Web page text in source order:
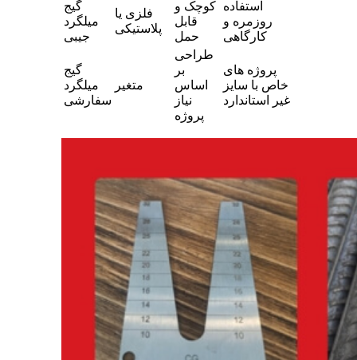
گیج
میلگرد
جیبی
فلزی یا
پلاستیکی
کوچک و
قابل
حمل
استفاده
روزمره و
کارگاهی
گیج
میلگرد
سفارشی
متغیر
طراحی
بر
اساس
نیاز
پروژه
پروژه های
خاص با سایز
غیر استاندارد